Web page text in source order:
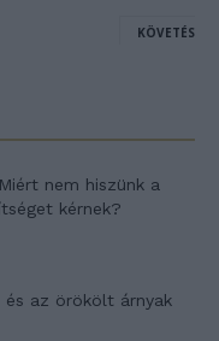
KÖVETÉS
nem hiszünk a
kérnek?
és az örökölt árnyak